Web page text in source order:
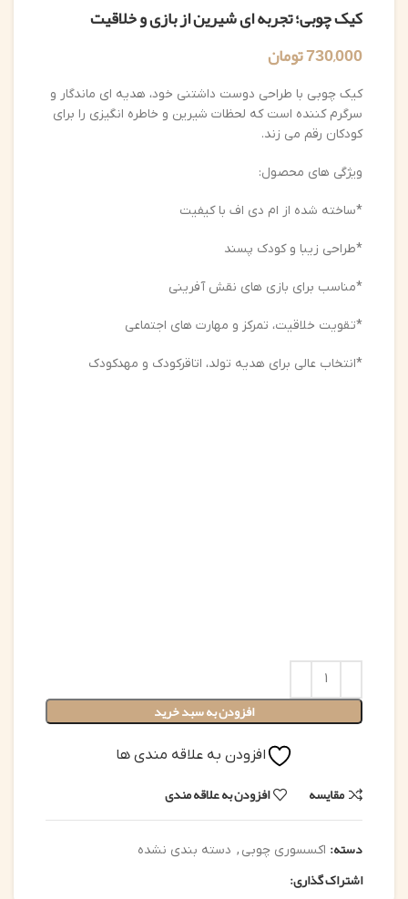
کیک چوبی؛ تجربه ای شیرین از بازی و خلاقیت
730,000تومان
کیک چوبی با طراحی دوست داشتنی خود، هدیه ای ماندگار و
سرگرم کننده است که لحظات شیرین و خاطره انگیزی را برای
کودکان رقم می زند.
ویژگی های محصول:
*ساخته شده از ام دی اف با کیفیت
*طراحی زیبا و کودک پسند
*مناسب برای بازی های نقش آفرینی
*تقویت خلاقیت، تمرکز و مهارت های اجتماعی
*انتخاب عالی برای هدیه تولد، اتاقرکودک و مهدکودک
افزودن به سبد خرید
افزودن به علاقه مندی ها
مقایسه افزودن به علاقه مندی
دسته: اکسسوری چوبی , دسته بندی نشده
اشتراک گذاری: